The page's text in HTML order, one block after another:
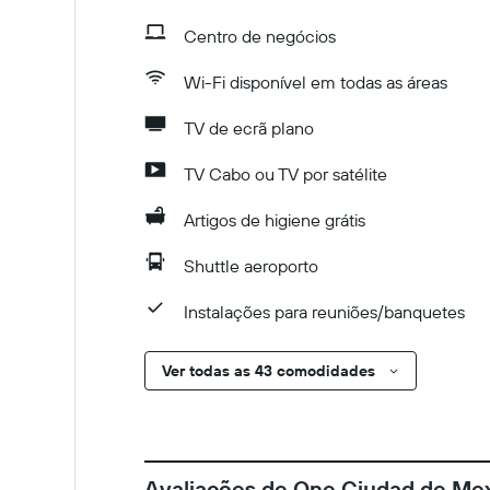
Centro de negócios
Wi-Fi disponível em todas as áreas
TV de ecrã plano
TV Cabo ou TV por satélite
Artigos de higiene grátis
Shuttle aeroporto
Instalações para reuniões/banquetes
Ver todas as 43 comodidades